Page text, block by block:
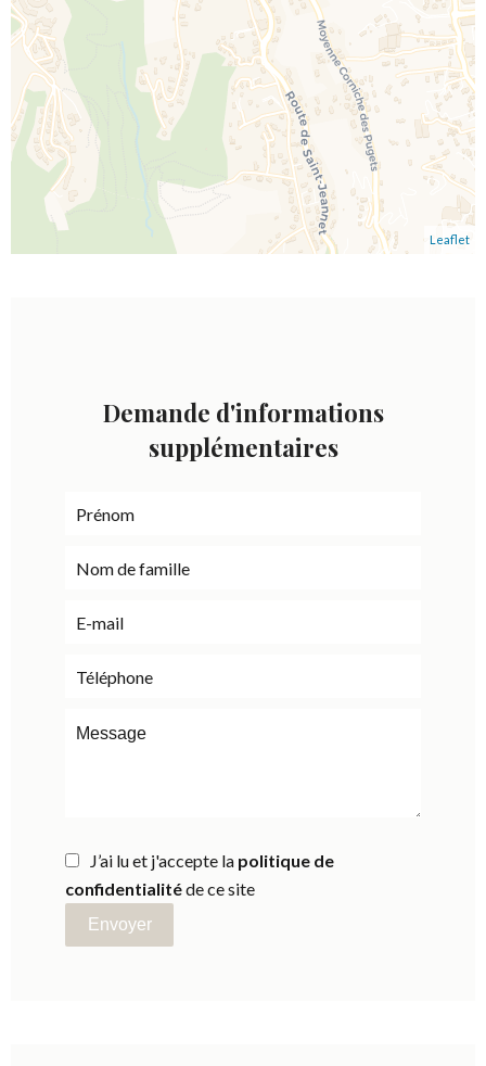
Leaflet
Demande d'informations
supplémentaires
J’ai lu et j'accepte la politique de
confidentialitéde ce site
Envoyer